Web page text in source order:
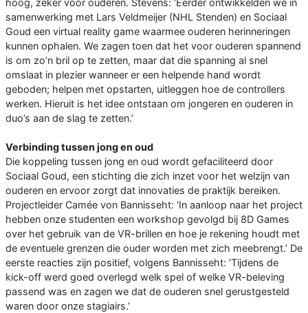
hoog, zeker voor ouderen. Stevens: ‘Eerder ontwikkelden we in
samenwerking met Lars Veldmeijer (NHL Stenden) en Sociaal
Goud een virtual reality game waarmee ouderen herinneringen
kunnen ophalen. We zagen toen dat het voor ouderen spannend
is om zo’n bril op te zetten, maar dat die spanning al snel
omslaat in plezier wanneer er een helpende hand wordt
geboden; helpen met opstarten, uitleggen hoe de controllers
werken. Hieruit is het idee ontstaan om jongeren en ouderen in
duo’s aan de slag te zetten.’
Verbinding tussen jong en oud
Die koppeling tussen jong en oud wordt gefaciliteerd door
Sociaal Goud, een stichting die zich inzet voor het welzijn van
ouderen en ervoor zorgt dat innovaties de praktijk bereiken.
Projectleider Camée von Bannisseht: ‘In aanloop naar het project
hebben onze studenten een workshop gevolgd bij 8D Games
over het gebruik van de VR-brillen en hoe je rekening houdt met
de eventuele grenzen die ouder worden met zich meebrengt.’ De
eerste reacties zijn positief, volgens Bannisseht: ‘Tijdens de
kick-off werd goed overlegd welk spel of welke VR-beleving
passend was en zagen we dat de ouderen snel gerustgesteld
waren door onze stagiairs.’